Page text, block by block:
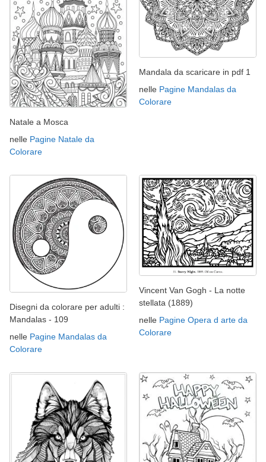
Natale a Mosca
nelle Pagine Natale da
Colorare
Mandala da scaricare in pdf 1
nelle Pagine Mandalas da
Colorare
Disegni da colorare per adulti :
Mandalas - 109
nelle Pagine Mandalas da
Colorare
Vincent Van Gogh - La notte
stellata (1889)
nelle Pagine Opera d arte da
Colorare